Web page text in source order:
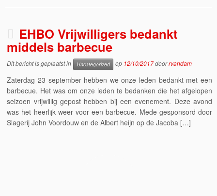
EHBO Vrijwilligers bedankt
middels barbecue
Dit bericht is geplaatst in Uncategorized op 12/10/2017doorrvandam
Zaterdag 23 september hebben we onze leden bedankt met een
barbecue. Het was om onze leden te bedanken die het afgelopen
seizoen vrijwillig gepost hebben bij een evenement. Deze avond
was het heerlijk weer voor een barbecue. Mede gesponsord door
Slagerij John Voordouw en de Albert heijn op de Jacoba […]